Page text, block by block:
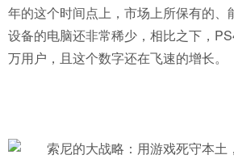
年的这个时间点上，市场上所保有的、
设备的电脑还非常稀少，相比之下，
万用户，且这个数字还在飞速的增长。